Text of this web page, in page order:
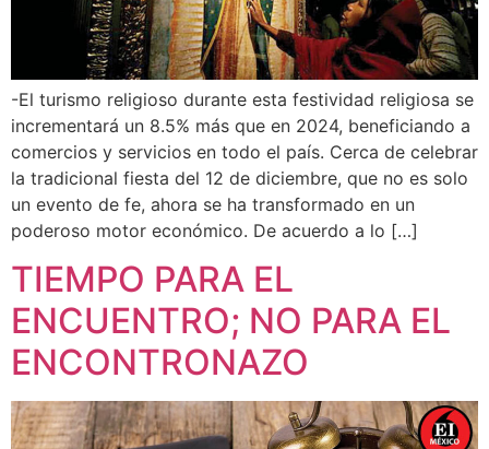
-El turismo religioso durante esta festividad religiosa se
incrementará un 8.5% más que en 2024, beneficiando a
comercios y servicios en todo el país. Cerca de celebrar
la tradicional fiesta del 12 de diciembre, que no es solo
un evento de fe, ahora se ha transformado en un
poderoso motor económico. De acuerdo a lo […]
TIEMPO PARA EL
ENCUENTRO; NO PARA EL
ENCONTRONAZO